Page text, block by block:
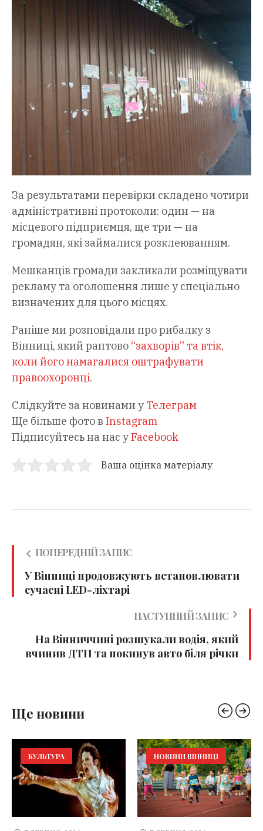
За результатами перевірки складено чотири
адміністративні протоколи: один — на
місцевого підприємця, ще три — на
громадян, які займалися розклеюванням.
Мешканців громади закликали розміщувати
рекламу та оголошення лише у спеціально
визначених для цього місцях.
Раніше ми розповідали про рибалку з
Вінниці, який раптово “захворів” та втік,
коли його намагалися оштрафувати
правоохоронці.
Слідкуйте за новинами у Телеграм
Ще більше фото в Instagram
Підписуйтесь на нас уFacebook
Ваша оцінка матеріалу
ПОПЕРЕДНІЙ ЗАПИС
У Вінниці продовжують встановлювати
сучасні LED-ліхтарі
НАСТУПНИЙ ЗАПИС
На Вінниччині розшукали водія, який
вчинив ДТП та покинув авто біля річки
Ще новини
КУЛЬТУРА НОВИНИ ВІННИЦІ